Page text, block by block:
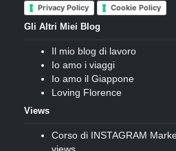
Privacy Policy Cookie Policy
Gli Altri Miei Blog
Il mio blog di lavoro
Io amo i viaggi
Io amo il Giappone
Loving Florence
Views
Corso di INSTAGRAM
views